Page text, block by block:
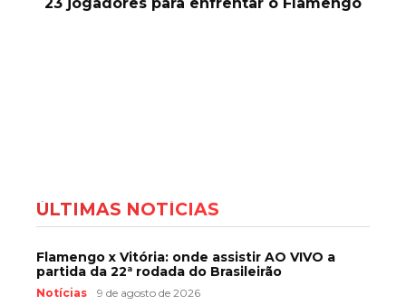
ÚLTIMAS NOTÍCIAS
Flamengo x Vitória: onde assistir AO VIVO a
partida da 22ª rodada do Brasileirão
Notícias 9 de agosto de 2026